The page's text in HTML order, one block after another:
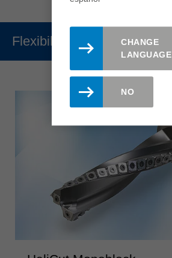
Flexibilidad
CHANGE
LANGUAGE
NO